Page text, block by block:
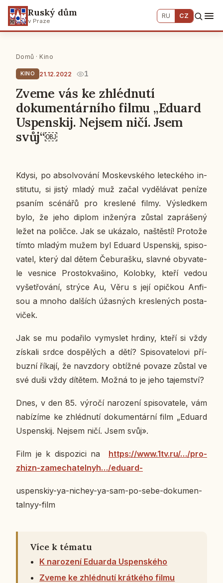
Ruský dům
v Praze
RU CZ
Domů · Kino
KINO 21.12.2022 1
Zveme vás ke zhlédnutí
dokumentárního filmu „Eduard
Uspenskij. Nejsem ničí. Jsem
svůj“￼
Kdysi, po ab­sol­vo­vá­ní Mos­kev­ské­ho le­tec­ké­ho in­
sti­tu­tu, si jistý mladý muž začal vy­dě­lá­vat peníze
psaním scé­ná­řů pro kres­le­né filmy. Vý­sled­kem
bylo, že jeho diplom in­že­ný­ra zůstal za­prá­še­ný
ležet na po­lič­ce. Jak se uká­za­lo, na­štěs­tí! Pro­to­že
tímto mladým mužem byl Eduard Uspen­skij, spi­so­
va­tel, který dal dětem Če­bu­raš­ku, slavné oby­va­te­
le ves­ni­ce Pro­s­tokva­ši­no, Ko­lob­ky, kteří vedou
vy­šet­řo­vá­ní, strýce Au, Věru s její opič­kou An­fi­
sou a mnoho dal­ších úžas­ných kres­le­ných po­sta­
vi­ček.
Jak se mu po­da­ři­lo vy­mys­let hrdiny, kteří si vždy
zís­ka­li srdce do­spě­lých a dětí? Spi­so­va­te­lo­vi pří­
buz­ní říkají, že na­vzdo­ry ob­tíž­né povaze zůstal ve
své duši vždy dí­tě­tem. Možná to je jeho ta­jem­ství?
Dnes, v den 85. výročí na­ro­ze­ní spi­so­va­te­le, vám
na­bí­zí­me ke zhléd­nu­tí do­ku­men­tár­ní film „Eduard
Uspen­skij. Nejsem ničí. Jsem svůj».
Film je k dis­po­zi­ci na https://www.1tv.ru/…/pro-
zhizn-za­me­cha­tel­nyh…/eduard-
uspen­skiy-ya-nichey-ya-sam-po-sebe-do­ku­men­
tal­nyy-film
Více k tématu
K narození Eduarda Uspenského
Zveme ke zhlédnutí krátkého filmu